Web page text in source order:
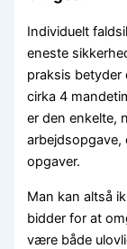
Individuelt
eneste
praksis betyder
cirka 4
er den enkelte,
arbejdsopgave,
opgaver.
Man kan altså
bidder for at
være både